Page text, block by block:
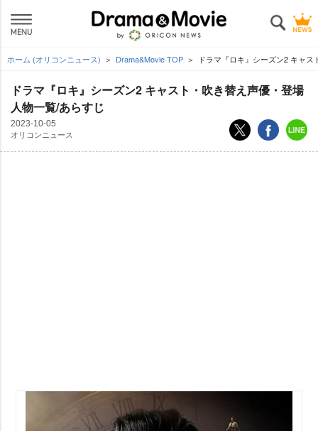
ホーム (オリコンニュース) Drama&Movie TOP ドラマ『ロキ』シーズン2 キャ
ドラマ『ロキ』シーズン2 キャスト・吹き替え声優・登場
人物一覧/あらすじ
2023-10-05
オリコンニュース